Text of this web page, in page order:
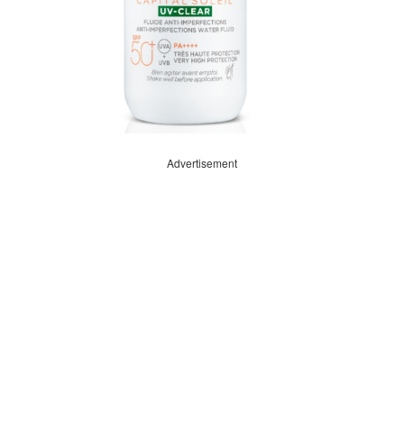
Advertisement